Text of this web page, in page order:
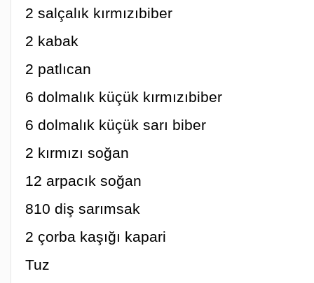
2 salçalık kırmızıbiber
2 kabak
2 patlıcan
6 dolmalık küçük kırmızıbiber
6 dolmalık küçük sarı biber
2 kırmızı soğan
12 arpacık soğan
810 diş sarımsak
2 çorba kaşığı kapari
Tuz